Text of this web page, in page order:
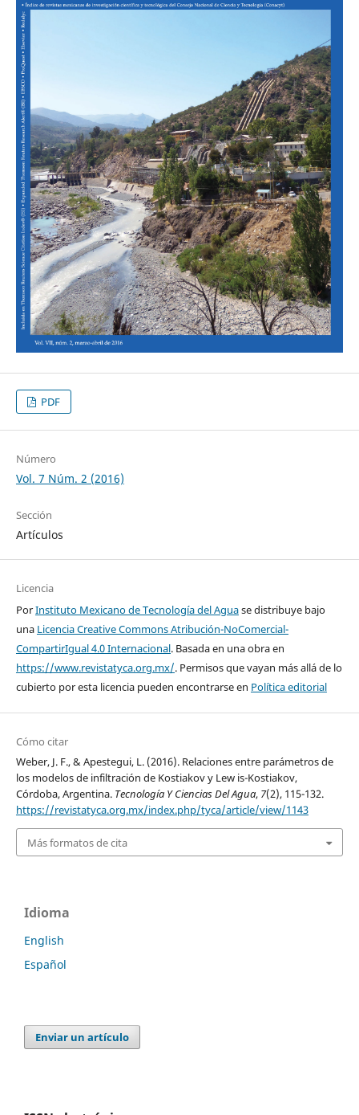
PDF
Número
Vol. 7 Núm. 2 (2016)
Sección
Artículos
Licencia
PorInstituto Mexicano de Tecnología del Aguase distribuye bajo
una Licencia Creative Commons Atribución-NoComercial-
CompartirIgual 4.0 Internacional. Basada en una obra en
https://www.revistatyca.org.mx/. Permisos que vayan más allá de lo
cubierto por esta licencia pueden encontrarse en Política editorial
Cómo citar
Weber, J. F., & Apestegui, L. (2016). Relaciones entre parámetros de
los modelos de infiltración de Kostiakov y Lew is-Kostiakov,
Córdoba, Argentina. Tecnología Y Ciencias Del Agua, 7(2), 115-132.
https://revistatyca.org.mx/index.php/tyca/article/view/1143
Más formatos de cita
Idioma
English
Español
Enviar un artículo